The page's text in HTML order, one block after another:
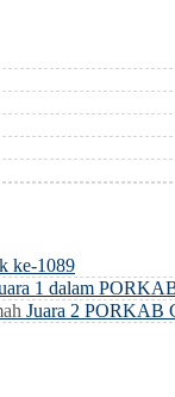
ke-1089
1 dalam
Juara 2 PORKAB